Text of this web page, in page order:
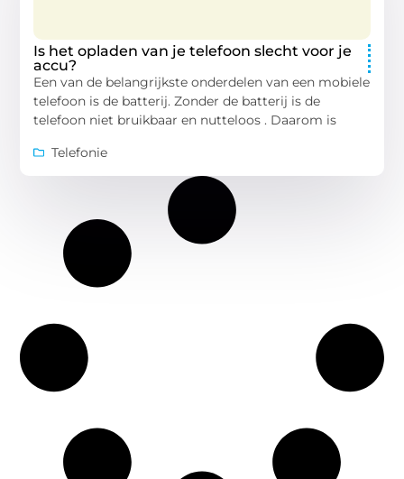
Is het opladen van je telefoon slecht voor je
accu?
Een van de belangrijkste onderdelen van een mobiele
telefoon is de batterij. Zonder de batterij is de
telefoon niet bruikbaar en nutteloos . Daarom is
Telefonie